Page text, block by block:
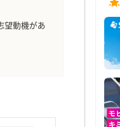
望動機があ